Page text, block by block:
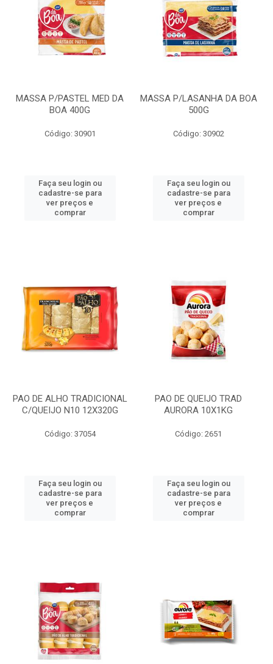
MASSA P/PASTEL MED DA
BOA 400G
Código: 30901
Faça seu login ou
cadastre-se para
ver preços e
comprar
MASSA P/LASANHA DA BOA
500G
Código: 30902
Faça seu login ou
cadastre-se para
ver preços e
comprar
PAO DE ALHO TRADICIONAL
C/QUEIJO N10 12X320G
Código: 37054
Faça seu login ou
cadastre-se para
ver preços e
comprar
PAO DE QUEIJO TRAD
AURORA 10X1KG
Código: 2651
Faça seu login ou
cadastre-se para
ver preços e
comprar